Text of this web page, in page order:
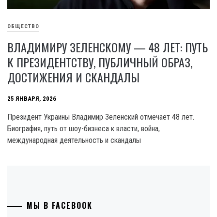
ОБЩЕСТВО
ВЛАДИМИРУ ЗЕЛЕНСКОМУ — 48 ЛЕТ: ПУТЬ
К ПРЕЗИДЕНТСТВУ, ПУБЛИЧНЫЙ ОБРАЗ,
ДОСТИЖЕНИЯ И СКАНДАЛЫ
25 ЯНВАРЯ, 2026
Президент Украины Владимир Зеленский отмечает 48 лет.
Биография, путь от шоу-бизнеса к власти, война,
международная деятельность и скандалы
МЫ В FACEBOOK